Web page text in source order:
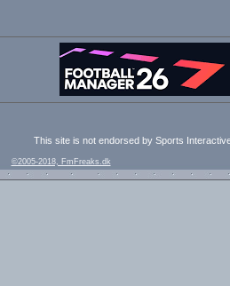
This site is not endorsed by Sports
©2005-2018, FmFreaks.dk